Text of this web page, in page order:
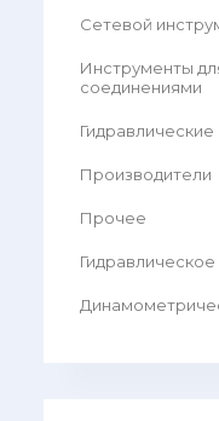
Сетевой
Инструменты
соединениями
Производители
Прочее